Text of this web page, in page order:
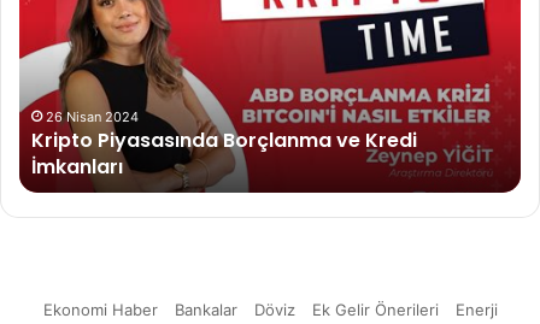
Kredi
İmkanları
26 Nisan 2024
Kripto Piyasasında Borçlanma ve Kredi
İmkanları
Ekonomi Haber Bankalar Döviz Ek Gelir Önerileri Enerji